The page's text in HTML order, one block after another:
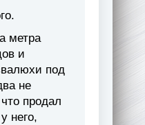
метра
и
под
не
продал
него,